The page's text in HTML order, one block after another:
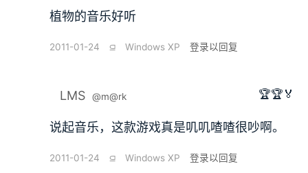
植物的音乐好听
2011-01-24 ⫑ Windows XP 登录以回复
LMS @m@rk 🏆🏆🏅
说起音乐，这款游戏真是叽叽喳喳很吵啊。
2011-01-24 ⫑ Windows XP 登录以回复